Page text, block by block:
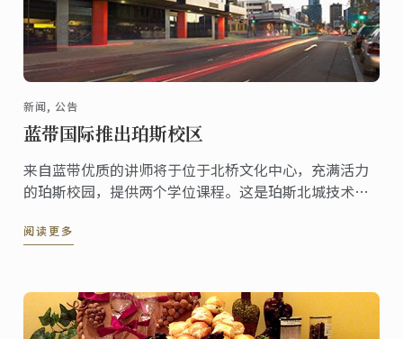
新闻, 公告
蓝带国际推出珀斯校区
来自蓝带优质的讲师将于位于北桥文化中心，充满活力
的珀斯校园，提供两个学位课程。这是珀斯北城技术学
化中心。该中心拥有一流的教学和学生设备，包含健身
阅读更多